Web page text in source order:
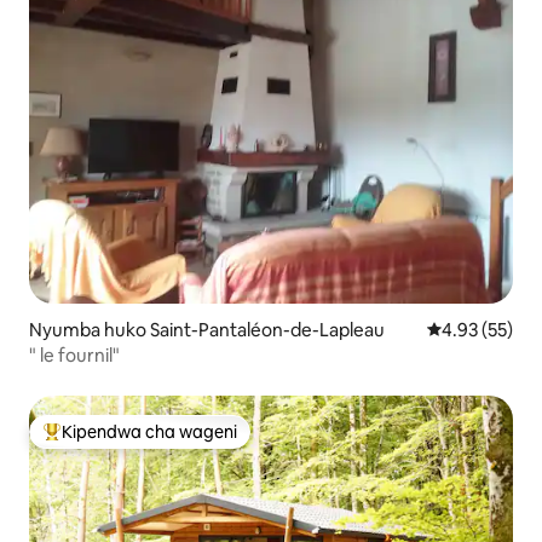
Nyumba huko Saint-Pantaléon-de-Lapleau Ukadiriaji wa
4.93 (55)
" le fournil"
Kipendwa maarufu cha wageni
Kipendwa cha wageni